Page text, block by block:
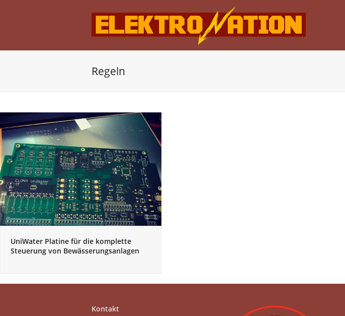
Regeln
UniWater Platine für die komplette
Steuerung von Bewässerungsanlagen
Kontakt